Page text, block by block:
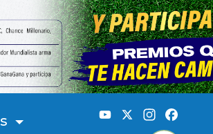
YouTube
X Instagram